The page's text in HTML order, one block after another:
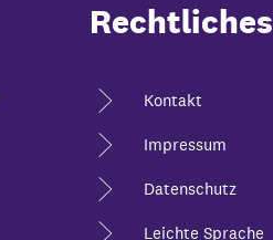
Rechtliches
Kontakt
Impressum
Datenschutz
Leichte Sprache